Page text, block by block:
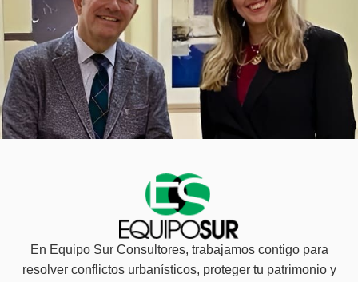
En Equipo Sur Consultores, trabajamos contigo para
resolver conflictos urbanísticos, proteger tu patrimonio y